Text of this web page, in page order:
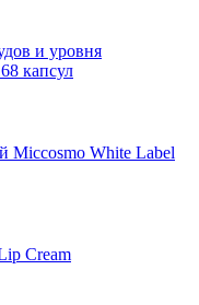
и уровня
капсул
Miccosmo White Label
Cream